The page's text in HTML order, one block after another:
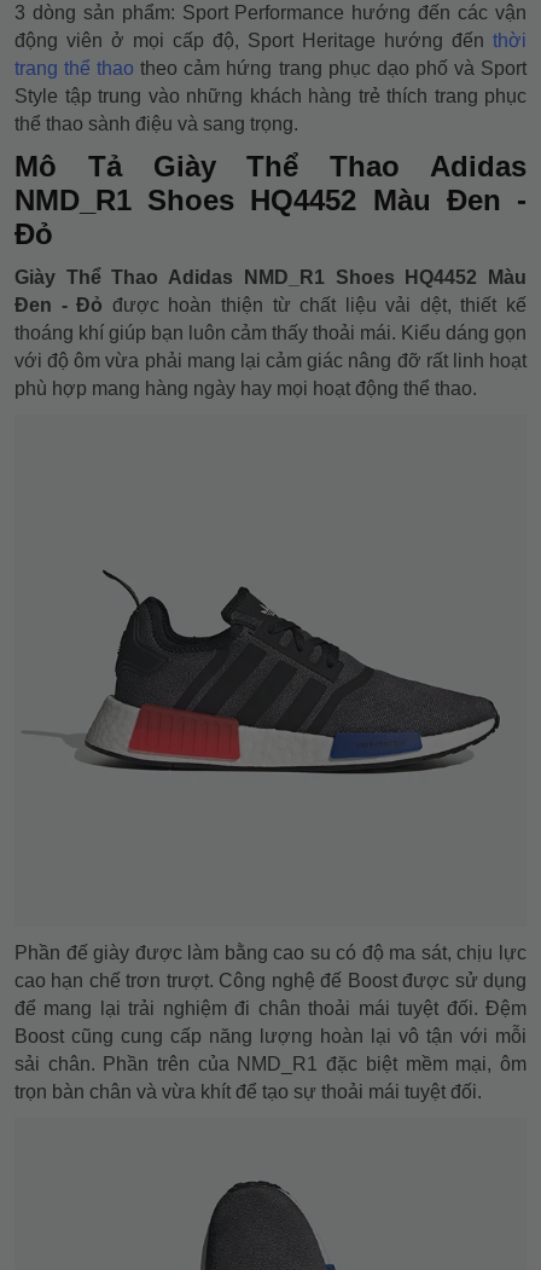
3 dòng sản phẩm: Sport Performance hướng đến các vận
động viên ở mọi cấp độ, Sport Heritage hướng đến thời
trang thể thao theo cảm hứng trang phục dạo phố và Sport
Style tập trung vào những khách hàng trẻ thích trang phục
thể thao sành điệu và sang trọng.
Mô Tả Giày Thể Thao Adidas
NMD_R1 Shoes HQ4452 Màu Đen -
Đỏ
Giày Thể Thao Adidas NMD_R1 Shoes HQ4452 Màu
Đen - Đỏ được hoàn thiện từ chất liệu vải dệt, thiết kế
thoáng khí giúp bạn luôn cảm thấy thoải mái. Kiểu dáng gọn
với độ ôm vừa phải mang lại cảm giác nâng đỡ rất linh hoạt
phù hợp mang hàng ngày hay mọi hoạt động thể thao.
Phần đế giày được làm bằng cao su có độ ma sát, chịu lực
cao hạn chế trơn trượt. Công nghệ đế Boost được sử dụng
để mang lại trải nghiệm đi chân thoải mái tuyệt đối. Đệm
Boost cũng cung cấp năng lượng hoàn lại vô tận với mỗi
sải chân. Phần trên của NMD_R1 đặc biệt mềm mại, ôm
trọn bàn chân và vừa khít để tạo sự thoải mái tuyệt đối.